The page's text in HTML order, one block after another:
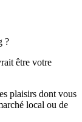
?
être votre
plaisirs dont vous
local ou de